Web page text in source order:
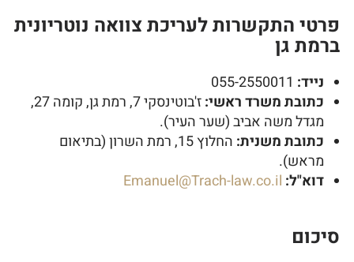
פרטי התקשרות לעריכת צוואה נוטריונית
ברמת גן
נייד:
כתובת משרד ראשי:
ז'בוטינסקי 7, רמת גן, קומה 27,
מגדל משה אביב (שער העיר).
כתובת משנית:
החלוץ 15, רמת השרון (בתיאום
מראש).
דוא"ל: Emanuel@Trach-law.co.il
סיכום